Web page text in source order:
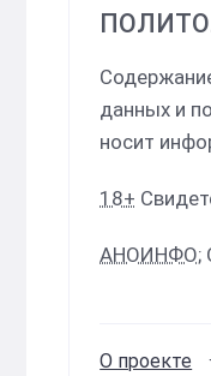
данных и
носит
18+
АНОИНФО;
О проекте